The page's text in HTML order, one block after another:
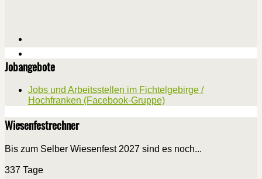
Jobangebote
Jobs und Arbeitsstellen im Fichtelgebirge /
Hochfranken (Facebook-Gruppe)
Wiesenfestrechner
Bis zum Selber Wiesenfest 2027 sind es noch...
337 Tage